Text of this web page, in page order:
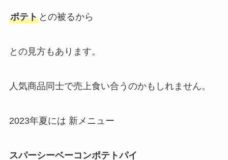
ポテトとの被るから
との見方もあります。
人気商品同士で売上食い合うのかもしれません。
2023年夏には 新メニュー
スパーシーベーコンポテトパイ